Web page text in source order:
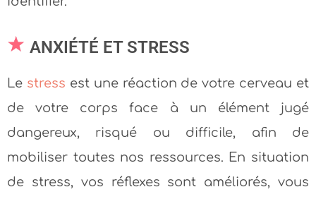
ANXIÉTÉ ET STRESS
Le stress est une réaction de votre cerveau et
de votre corps face à un élément jugé
dangereux, risqué ou difficile, afin de
mobiliser toutes nos ressources. En situation
de stress, vos réflexes sont améliorés, vous